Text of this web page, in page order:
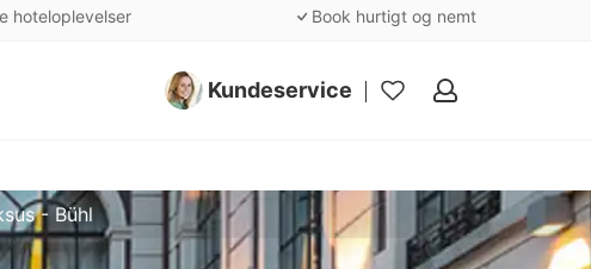
hoteloplevelser Book hurtigt og nemt
Kundeservice
Mine
- Bühl